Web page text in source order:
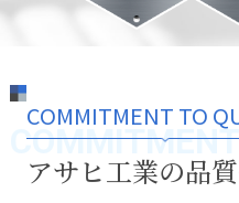
COMMITMENT TO
アサヒ工業の品